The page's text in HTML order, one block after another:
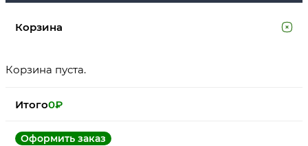
Корзина
Корзина пуста.
Итого0₽
Оформить заказ